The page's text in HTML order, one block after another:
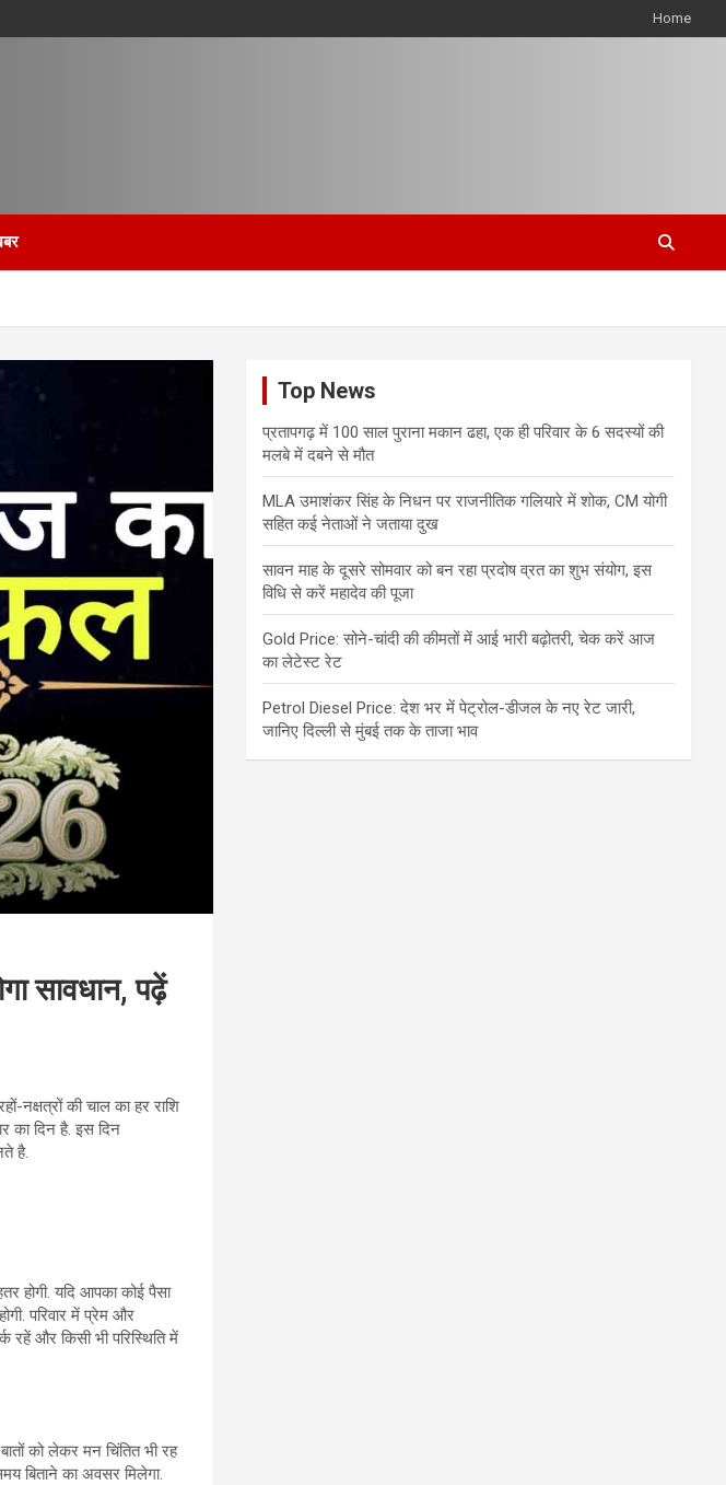
Home
सावधान, पढ़ें
नक्षत्रों की चाल का हर राशि
का दिन है. इस दिन
है.
होगी. यदि आपका कोई पैसा
परिवार में प्रेम और
रहें और किसी भी परिस्थिति में
को लेकर मन चिंतित भी रह
बिताने का अवसर मिलेगा.
Top News
प्रतापगढ़ में 100 साल पुराना मकान ढहा, एक ही परिवार के 6 सदस्यों की
मलबे में दबने से मौत
MLA उमाशंकर सिंह के निधन पर राजनीतिक गलियारे में शोक, CM योगी
सहित कई नेताओं ने जताया दुख
सावन माह के दूसरे सोमवार को बन रहा प्रदोष व्रत का शुभ संयोग, इस
विधि से करें महादेव की पूजा
Gold Price: सोने-चांदी की कीमतों में आई भारी बढ़ोतरी, चेक करें आज
का लेटेस्ट रेट
Petrol Diesel Price: देश भर में पेट्रोल-डीजल के नए रेट जारी,
जानिए दिल्ली से मुंबई तक के ताजा भाव